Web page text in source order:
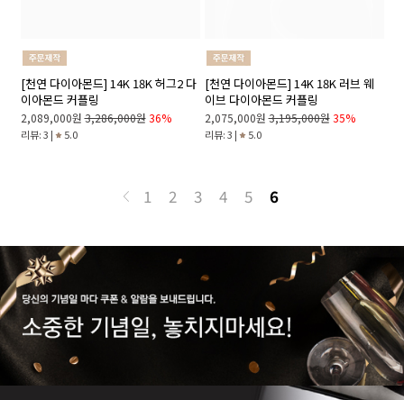
[천연 다이아몬드] 14K 18K 허그2 다
이아몬드 커플링
2,089,000원 3,286,000원 36%
리뷰: 3 | 5.0
[천연 다이아몬드] 14K 18K 러브 웨
이브 다이아몬드 커플링
2,075,000원 3,195,000원 35%
리뷰: 3 | 5.0
1 2 3 4 5 6